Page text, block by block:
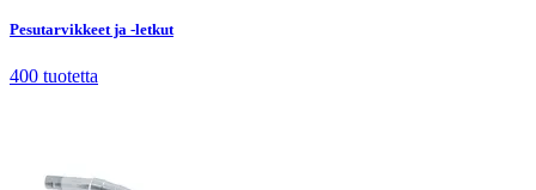
Pesutarvikkeet ja -letkut
400 tuotetta